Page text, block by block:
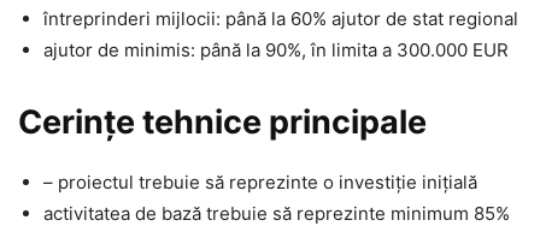
întreprinderi mijlocii: până la 60% ajutor de stat regional
ajutor de minimis: până la 90%, în limita a 300.000 EUR
Cerințe tehnice principale
– proiectul trebuie să reprezinte o investiție inițială
activitatea de bază trebuie să reprezinte minimum 85%